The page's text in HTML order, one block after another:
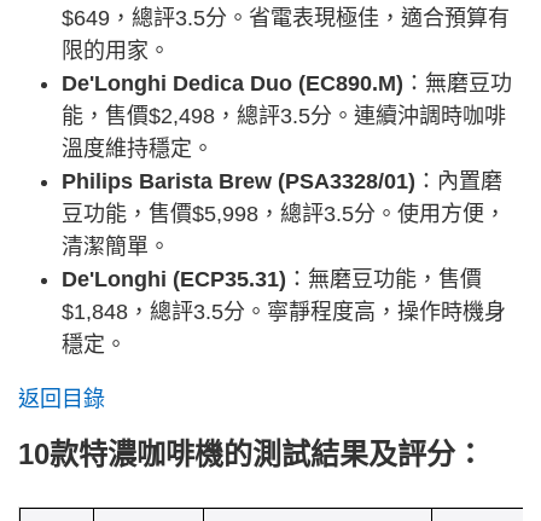
$649，總評3.5分。省電表現極佳，適合預算有
限的用家。
De'Longhi Dedica Duo (EC890.M) ：無磨豆功
能，售價$2,498，總評3.5分。連續沖調時咖啡
溫度維持穩定。
Philips Barista Brew (PSA3328/01) ：內置磨
豆功能，售價$5,998，總評3.5分。使用方便，
清潔簡單。
De'Longhi (ECP35.31) ：無磨豆功能，售價
$1,848，總評3.5分。寧靜程度高，操作時機身
穩定。
返回目錄
10款特濃咖啡機的測試結果及評分：